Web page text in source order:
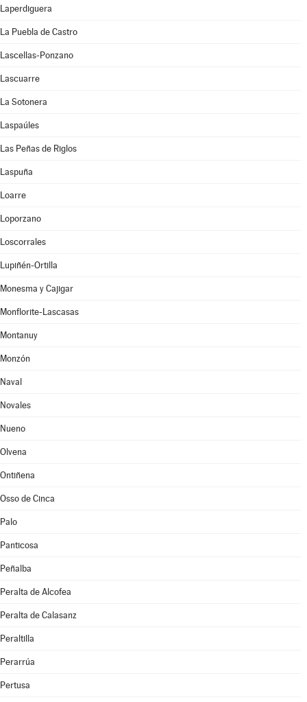
Laperdiguera
La Puebla de Castro
Lascellas-Ponzano
Lascuarre
La Sotonera
Laspaúles
Las Peñas de Riglos
Laspuña
Loarre
Loporzano
Loscorrales
Lupiñén-Ortilla
Monesma y Cajigar
Monflorite-Lascasas
Montanuy
Monzón
Naval
Novales
Nueno
Olvena
Ontiñena
Osso de Cinca
Palo
Panticosa
Peñalba
Peralta de Alcofea
Peralta de Calasanz
Peraltilla
Perarrúa
Pertusa